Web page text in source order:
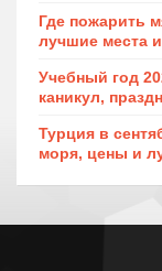
Где пожарить
лучшие места
Учебный год
каникул,
Турция в
моря, цены и